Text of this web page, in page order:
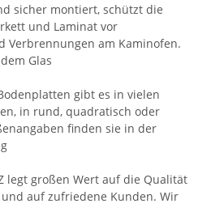
sicher montiert, schützt die
und Laminat vor
Verbrennungen am Kaminofen.
Glas
gibt es in vielen
in rund, quadratisch oder
finden sie in der
legt großen Wert auf die Qualität
auf zufriedene Kunden. Wir